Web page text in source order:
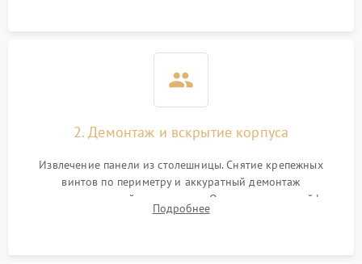
2. Демонтаж и вскрытие корпуса
Извлечение панели из столешницы. Снятие крепежных
винтов по периметру и аккуратный демонтаж
стеклокерамической поверхности. Отсоединение шлейфов
сенсорного блока для доступа к силовым платам, катушкам
Подробнее